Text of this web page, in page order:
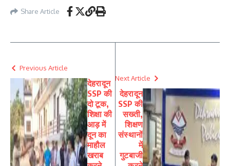
Share Article
Previous Article
देहरादून
SSP की
दो टूक,
शिक्षा की
आड़ में
दून का
माहौल
खराब
Next Article
देहरादून
SSP की
सख्ती,
शिक्षण
संस्थानों
में
गुटबाजी